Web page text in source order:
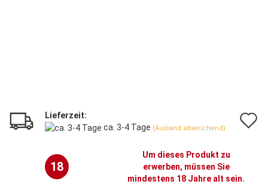
Lieferzeit:
ca. 3-4 Tage (Ausland abweichend)
18
Um dieses Produkt zu
erwerben, müssen Sie
mindestens 18 Jahre alt sein.